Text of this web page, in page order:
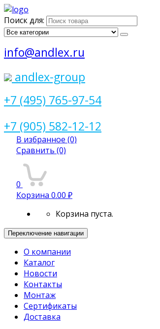
Поиск для:
info@andlex.ru
andlex-group
+7 (495) 765-97-54
+7 (905) 582-12-12
В избранное (0)
Сравнить (0)
0
Корзина 0.00 ₽
Корзина пуста.
Переключение навигации
О компании
Каталог
Новости
Контакты
Монтаж
Сертификаты
Доставка